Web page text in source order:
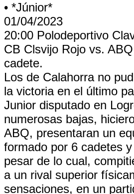
• *Júnior*
01/04/2023
20:00 Polodeportivo
CB Clsvijo Rojo vs.
cadete.
Los de Calahorra no
la victoria en el último
Junior disputado en
numerosas bajas,
ABQ, presentaran un
formado por 6 cadetes
pesar de lo cual,
a un rival superior
sensaciones, en un